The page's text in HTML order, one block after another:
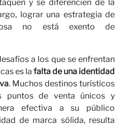
y se diferencien de la
lograr una estrategia de
no está exento de
a los que se enfrentan
es la falta de una identidad
. Muchos destinos turísticos
puntos de venta únicos y
efectiva a su público
de marca sólida, resulta
Política de Privacidad*